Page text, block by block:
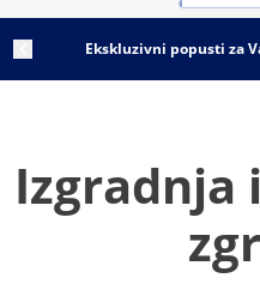
Ekskluzivni popusti za
Izgradnja